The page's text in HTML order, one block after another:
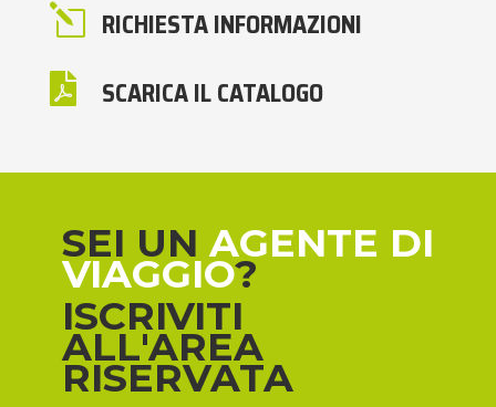
l RICHIESTA INFORMAZIONI
 SCARICA IL CATALOGO
SEI UNAGENTE DI
VIAGGIO?
ISCRIVITI
ALL'AREA
RISERVATA